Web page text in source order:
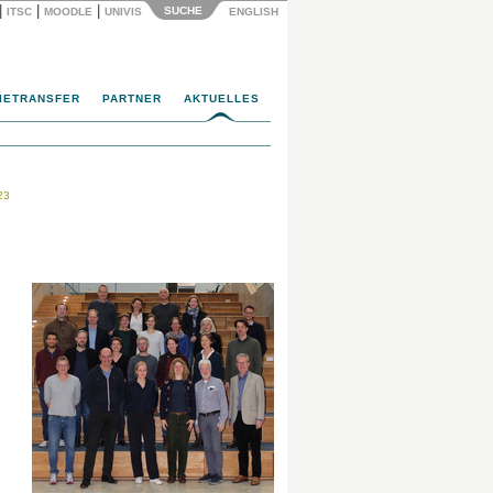
ITSC MOODLE UNIVIS SUCHE ENGLISH
PARTNER AKTUELLES